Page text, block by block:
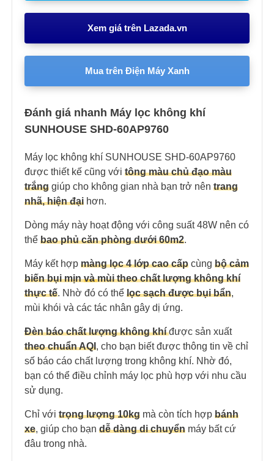
Xem giá trên Lazada.vn
Mua trên Điện Máy Xanh
Đánh giá nhanh Máy lọc không khí
SUNHOUSE SHD-60AP9760
Máy lọc không khí SUNHOUSE SHD-60AP9760
được thiết kế cũng với tông màu chủ đạo màu
trắng giúp cho không gian nhà bạn trở nên trang
nhã, hiện đại hơn.
Dòng máy này hoạt động với công suất 48W nên có
thể bao phủ căn phòng dưới 60m2.
Máy kết hợp màng lọc 4 lớp cao cấp cùng bộ cảm
biến bụi mịnvàmùi theo chất lượng không khí
thực tế. Nhờ đó có thể lọc sạch được bụi bẩn,
mùi khói và các tác nhân gây dị ứng.
Đèn báo chất lượng không khí được sản xuất
theo chuẩn AQI, cho bạn biết được thông tin về chỉ
số báo cáo chất lượng trong không khí. Nhờ đó,
bạn có thể điều chỉnh máy lọc phù hợp với nhu cầu
sử dụng.
Chỉ với trọng lượng 10kg mà còn tích hợp bánh
xe, giúp cho bạn dễ dàng di chuyển máy bất cứ
đâu trong nhà.